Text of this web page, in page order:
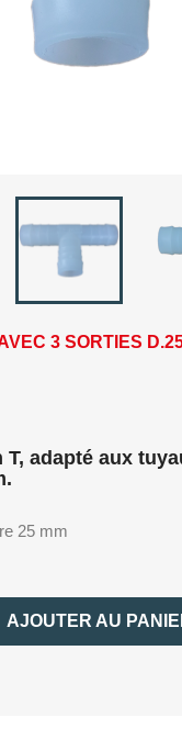
3 SORTIES
T, adapté aux
25 mm
AJOUTER AU